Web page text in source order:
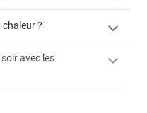
cet
enlever et stocker
?
avec les